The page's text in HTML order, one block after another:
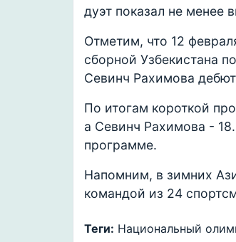
дуэт показал не менее
Отметим, что 12
сборной Узбекистана
Севинч Рахимова
По итогам короткой
а Севинч Рахимова -
программе.
Напомним, в зимних
командой из 24
Теги: Национальный